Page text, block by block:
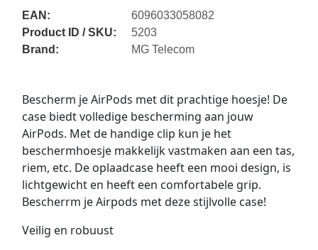
EAN:
6096033058082
Product ID / SKU:
5203
Brand:
MG Telecom
Bescherm je AirPods met dit prachtige hoesje! De
case biedt volledige bescherming aan jouw
AirPods. Met de handige clip kun je het
beschermhoesje makkelijk vastmaken aan een tas,
riem, etc. De oplaadcase heeft een mooi design, is
lichtgewicht en heeft een comfortabele grip.
Bescherrm je Airpods met deze stijlvolle case!
Veilig en robuust